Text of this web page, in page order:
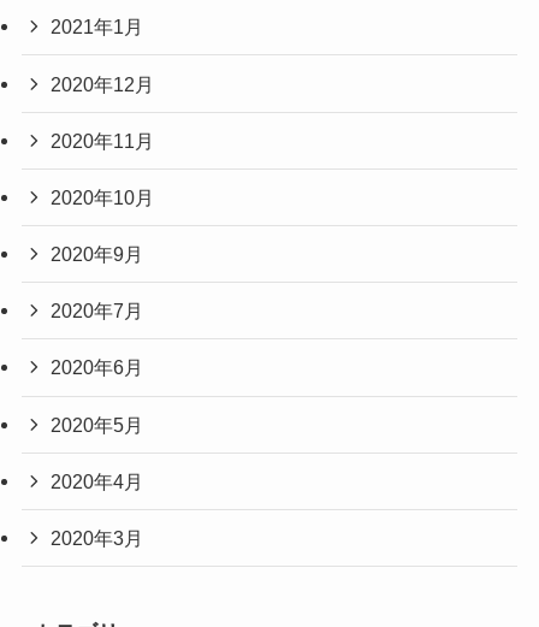
2021年1月
2020年12月
2020年11月
2020年10月
2020年9月
2020年7月
2020年6月
2020年5月
2020年4月
2020年3月